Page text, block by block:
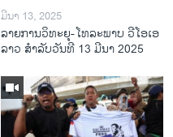
ມີນາ 13, 2025
ລາຍການວິ​ທະ​ຍຸ-ໂທ​ລະ​ພາບ ວີໂອເອ
ລາວ ສຳ​ລັບ​ວັນ​ທີ 13 ມີ​ນາ 2025